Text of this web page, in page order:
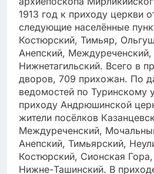
1913 год к приходу церкви
следующие населённые
Костюрский, Тимьяр,
Анепский,
Нижнетагильский. Всего в
дворов, 709 прихожан. По
ведомостей по Туринскому
приходу Андрюшинской
жители посёлков
Междуреченский,
Анепский, Тимьярский,
Костюрский, Сионская
Нижне-Ташинский. В